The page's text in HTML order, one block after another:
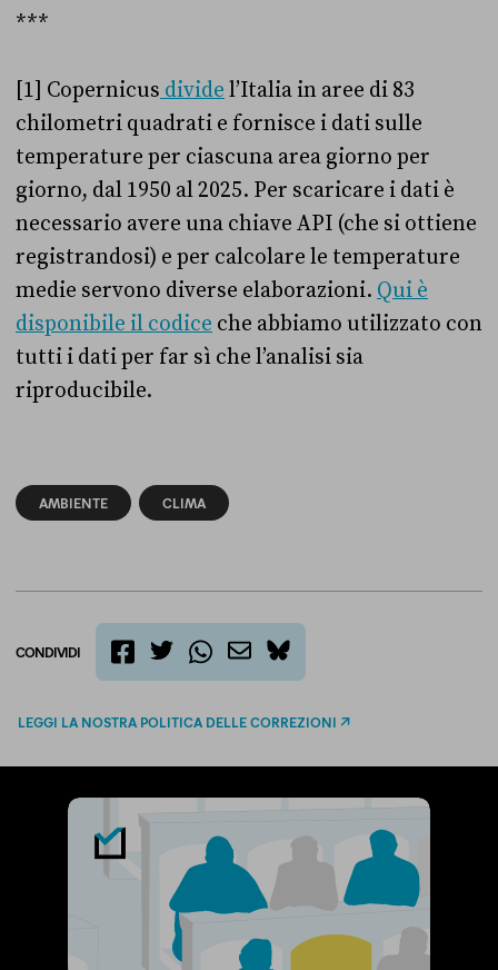
***
[1] Copernicus divide l’Italia in aree di 83
chilometri quadrati e fornisce i dati sulle
temperature per ciascuna area giorno per
giorno, dal 1950 al 2025. Per scaricare i dati è
necessario avere una chiave API (che si ottiene
registrandosi) e per calcolare le temperature
medie servono diverse elaborazioni. Qui è
disponibile il codice che abbiamo utilizzato con
tutti i dati per far sì che l’analisi sia
riproducibile.
AMBIENTE CLIMA
CONDIVIDI
bluesky
LEGGI LA NOSTRA POLITICA DELLE CORREZIONI